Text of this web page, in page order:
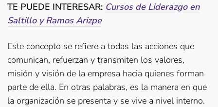
TE PUEDE INTERESAR: Cursos de Liderazgo en
Saltillo y Ramos Arizpe
Este concepto se refiere a todas las acciones que
comunican, refuerzan y transmiten los valores,
misión y visión de la empresa hacia quienes forman
parte de ella. En otras palabras, es la manera en que
la organización se presenta y se vive a nivel interno.